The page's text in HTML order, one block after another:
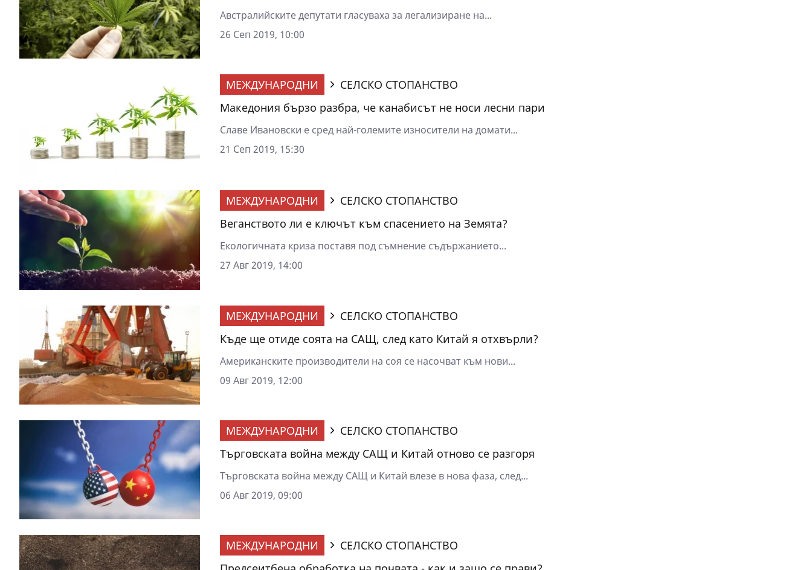
Австралийските депутати гласуваха за легализиране на...
26 Сеп 2019, 10:00
МЕЖДУНАРОДНИ
СЕЛСКО СТОПАНСТВО
Македония бързо разбра, че канабисът не носи лесни пари
Славе Ивановски е сред най-големите износители на домати...
21 Сеп 2019, 15:30
МЕЖДУНАРОДНИ
СЕЛСКО СТОПАНСТВО
Веганството ли е ключът към спасението на Земята?
Екологичната криза поставя под съмнение съдържанието...
27 Авг 2019, 14:00
МЕЖДУНАРОДНИ
СЕЛСКО СТОПАНСТВО
Къде ще отиде соята на САЩ, след като Китай я отхвърли?
Американските производители на соя се насочват към нови...
09 Авг 2019, 12:00
МЕЖДУНАРОДНИ
СЕЛСКО СТОПАНСТВО
Търговската война между САЩ и Китай отново се разгоря
Търговската война между САЩ и Китай влезе в нова фаза, след...
06 Авг 2019, 09:00
МЕЖДУНАРОДНИ
СЕЛСКО СТОПАНСТВО